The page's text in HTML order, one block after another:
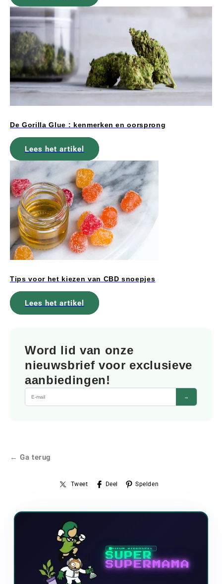
De Gorilla Glue : kenmerken en oorsprong
Lees het artikel
Tips voor het kiezen van CBD snoepjes
Lees het artikel
Word lid van onze
nieuwsbrief voor exclusieve
aanbiedingen!
→
← Ga terug
Tweet Deel Spelden
NIEUW VIDEOSPEL
SUPER
SUPERMAMA